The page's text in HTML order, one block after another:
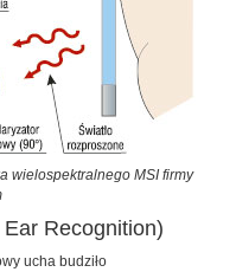
wielospektralnego MSI firmy
Recognition)
ucha budziło